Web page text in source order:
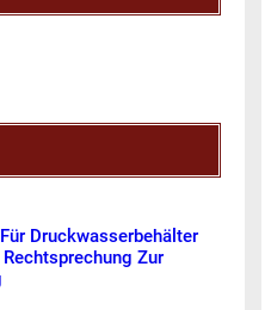
Druckwasserbehälter
Zur